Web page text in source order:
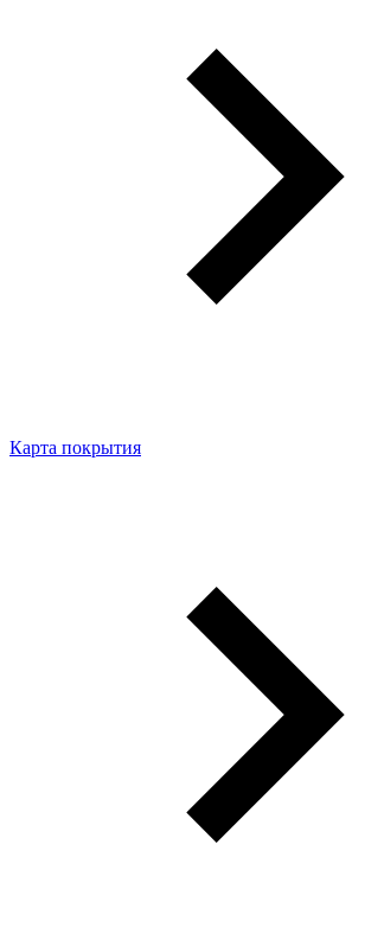
Карта покрытия